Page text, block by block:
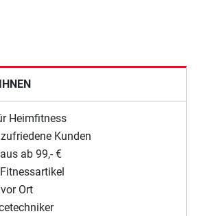
Heimfitness
Kunden
ab 99,- €
Ort